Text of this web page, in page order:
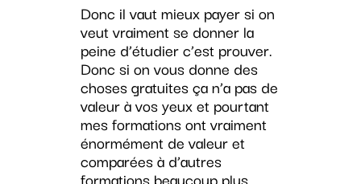
Donc il vaut mieux payer si on
veut vraiment se donner la
peine d’étudier c’est prouver.
Donc si on vous donne des
choses gratuites ça n’a pas de
valeur à vos yeux et pourtant
mes formations ont vraiment
énormément de valeur et
comparées à d’autres